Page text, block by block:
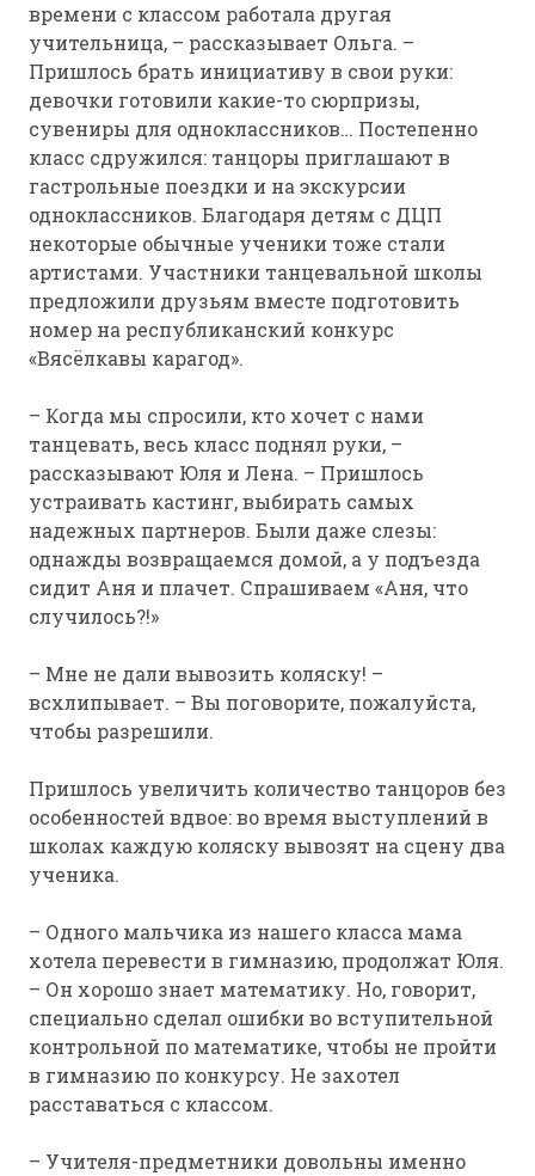
времени с классом работала другая
учительница, – рассказывает Ольга. –
Пришлось брать инициативу в свои руки:
девочки готовили какие-то сюрпризы,
сувениры для одноклассников… Постепенно
класс сдружился: танцоры приглашают в
гастрольные поездки и на экскурсии
одноклассников. Благодаря детям с ДЦП
некоторые обычные ученики тоже стали
артистами. Участники танцевальной школы
предложили друзьям вместе подготовить
номер на республиканский конкурс
«Вясёлкавы карагод».
– Когда мы спросили, кто хочет с нами
танцевать, весь класс поднял руки, –
рассказывают Юля и Лена. – Пришлось
устраивать кастинг, выбирать самых
надежных партнеров. Были даже слезы:
однажды возвращаемся домой, а у подъезда
сидит Аня и плачет. Спрашиваем «Аня, что
случилось?!»
– Мне не дали вывозить коляску! –
всхлипывает. – Вы поговорите, пожалуйста,
чтобы разрешили.
Пришлось увеличить количество танцоров без
особенностей вдвое: во время выступлений в
школах каждую коляску вывозят на сцену два
ученика.
– Одного мальчика из нашего класса мама
хотела перевести в гимназию, продолжат Юля.
– Он хорошо знает математику. Но, говорит,
специально сделал ошибки во вступительной
контрольной по математике, чтобы не пройти
в гимназию по конкурсу. Не захотел
расставаться с классом.
– Учителя-предметники довольны именно